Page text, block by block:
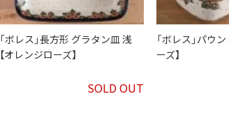
「ボレス」長方形 グラタン皿 浅
【オレンジローズ】
SOLD OUT
「ボレス」パウ
ーズ】